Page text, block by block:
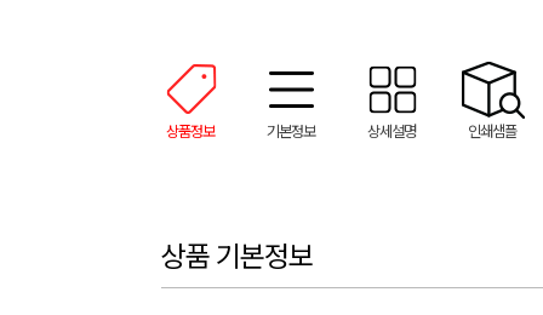
상품정보 기본정보 상세설명 인쇄샘플
상품 기본정보